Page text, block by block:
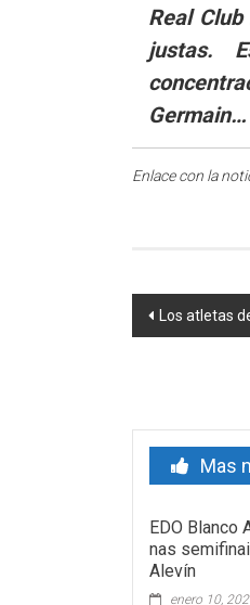
Real
justas.
Enlace con la
Post
Los atletas
Mas
EDO Blanco
nas
Alevín
enero 10,